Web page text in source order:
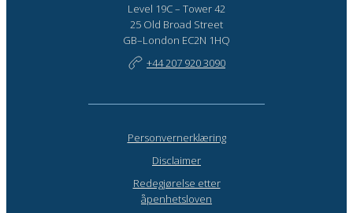
Level 19C – Tower 42
25 Old Broad Street
GB–London EC2N 1HQ
+44 207 920 3090
Personvernerklæring
Disclaimer
Redegjørelse etter
åpenhetsloven